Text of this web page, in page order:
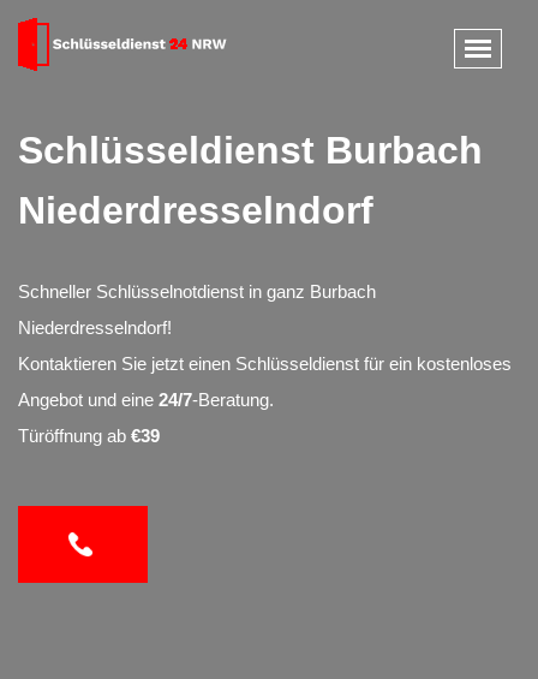
Schlüsseldienst Burbach
Niederdresselndorf
Schneller Schlüsselnotdienst in ganz Burbach
Niederdresselndorf!
Kontaktieren Sie jetzt einen Schlüsseldienst für ein kostenloses
Angebot und eine 24/7-Beratung.
Türöffnung ab €39